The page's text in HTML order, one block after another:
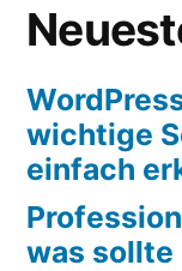
wichtige
einfach
was sollte